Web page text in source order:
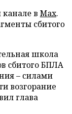
в Max.
сбитого
школа
сбитого БПЛА
– силами
возгорание
глава